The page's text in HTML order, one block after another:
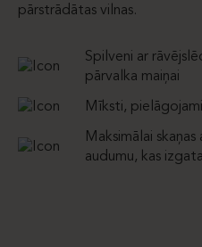
pārstrādātas vilnas.
Spilveni ar
pārvalka maiņai
Mīksti,
Maksimālai
audumu, kas